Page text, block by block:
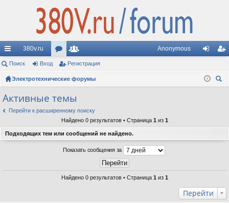
с
ы
лк
и
380v.ru
ор
ум
ол
ьз
ат
ел
и
Anonymous
д ис
Поиск Вход Регистрация
Электротехнические форумы
Активные темы
Перейти к расширенному поиску
Найдено 0 результатов • Страница 1 из 1
Подходящих тем или сообщений не найдено.
Показать сообщения за
Найдено 0 результатов • Страница 1 из 1
Перейти